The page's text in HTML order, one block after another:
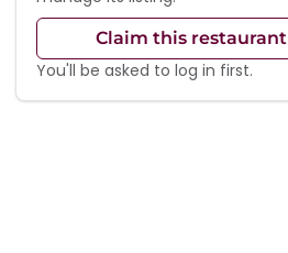
Claim this restaurant
You'll be asked to log in first.